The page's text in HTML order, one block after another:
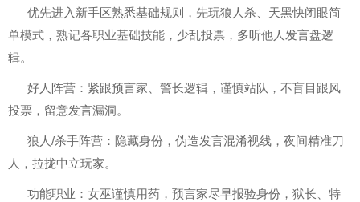
优先进入新手区熟悉基础规则，先玩狼人杀、天黑快闭眼简
单模式，熟记各职业基础技能，少乱投票，多听他人发言盘逻
辑。
好人阵营：紧跟预言家、警长逻辑，谨慎站队，不盲目跟风
投票，留意发言漏洞。
狼人/杀手阵营：隐藏身份，伪造发言混淆视线，夜间精准刀
人，拉拢中立玩家。
功能职业：女巫谨慎用药，预言家尽早报验身份，狱长、特